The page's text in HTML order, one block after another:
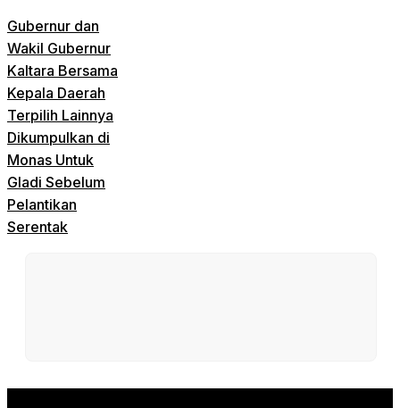
Gubernur dan
Wakil Gubernur
Kaltara Bersama
Kepala Daerah
Terpilih Lainnya
Dikumpulkan di
Monas Untuk
Gladi Sebelum
Pelantikan
Serentak